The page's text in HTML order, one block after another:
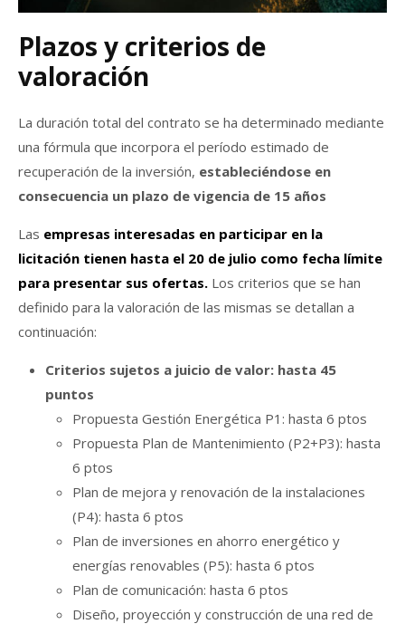
Plazos y criterios de
valoración
La duración total del contrato se ha determinado mediante
una fórmula que incorpora el período estimado de
recuperación de la inversión, estableciéndose en
consecuencia un plazo de vigencia de 15 años
Las empresas interesadas en participar en la
licitación tienen hasta el 20 de julio como fecha límite
para presentar sus ofertas. Los criterios que se han
definido para la valoración de las mismas se detallan a
continuación:
Criterios sujetos a juicio de valor: hasta 45
puntos
Propuesta Gestión Energética P1: hasta 6 ptos
Propuesta Plan de Mantenimiento (P2+P3): hasta
6 ptos
Plan de mejora y renovación de la instalaciones
(P4): hasta 6 ptos
Plan de inversiones en ahorro energético y
energías renovables (P5): hasta 6 ptos
Plan de comunicación: hasta 6 ptos
Diseño, proyección y construcción de una red de